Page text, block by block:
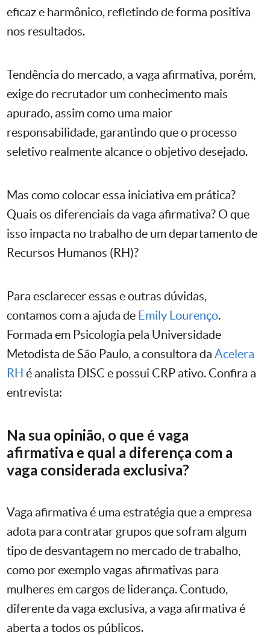
eficaz e harmônico, refletindo de forma positiva
nos resultados.
Tendência do mercado, a vaga afirmativa, porém,
exige do recrutador um conhecimento mais
apurado, assim como uma maior
responsabilidade, garantindo que o processo
seletivo realmente alcance o objetivo desejado.
Mas como colocar essa iniciativa em prática?
Quais os diferenciais da vaga afirmativa? O que
isso impacta no trabalho de um departamento de
Recursos Humanos (RH)?
Para esclarecer essas e outras dúvidas,
contamos com a ajuda de Emily Lourenço.
Formada em Psicologia pela Universidade
Metodista de São Paulo, a consultora da Acelera
RH é analista DISC e possui CRP ativo. Confira a
entrevista:
Na sua opinião, o que é vaga
afirmativa e qual a diferença com a
vaga considerada exclusiva?
Vaga afirmativa é uma estratégia que a empresa
adota para contratar grupos que sofram algum
tipo de desvantagem no mercado de trabalho,
como por exemplo vagas afirmativas para
mulheres em cargos de liderança. Contudo,
diferente da vaga exclusiva, a vaga afirmativa é
aberta a todos os públicos.